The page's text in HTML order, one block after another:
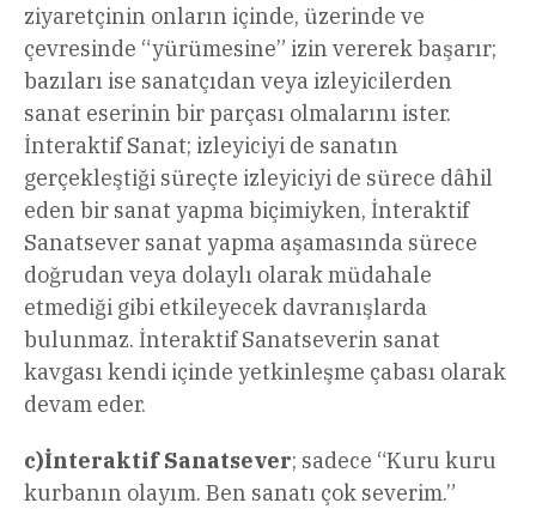
ziyaretçinin onların içinde, üzerinde ve
çevresinde “yürümesine” izin vererek başarır;
bazıları ise sanatçıdan veya izleyicilerden
sanat eserinin bir parçası olmalarını ister.
İnteraktif Sanat; izleyiciyi de sanatın
gerçekleştiği süreçte izleyiciyi de sürece dâhil
eden bir sanat yapma biçimiyken, İnteraktif
Sanatsever sanat yapma aşamasında sürece
doğrudan veya dolaylı olarak müdahale
etmediği gibi etkileyecek davranışlarda
bulunmaz. İnteraktif Sanatseverin sanat
kavgası kendi içinde yetkinleşme çabası olarak
devam eder.
c)İnteraktif Sanatsever; sadece “Kuru kuru
kurbanın olayım. Ben sanatı çok severim.”